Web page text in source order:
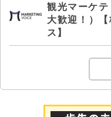
観光マーケ
大歓迎！）
ス】